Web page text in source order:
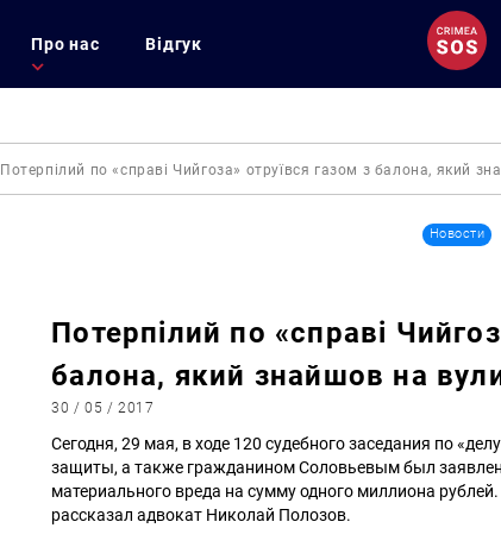
Про нас Відгук
Потерпілий по «справі Чийгоза» отруївся газом з балона, який
Новости
Потерпілий по «справі
балона, який знайшов на
30 / 05 / 2017
Сегодня, 29 мая, в ходе 120 судебного заседания по
защиты, а также гражданином Соловьевым был
материального вреда на сумму одного миллиона
рассказал адвокат Николай Полозов.